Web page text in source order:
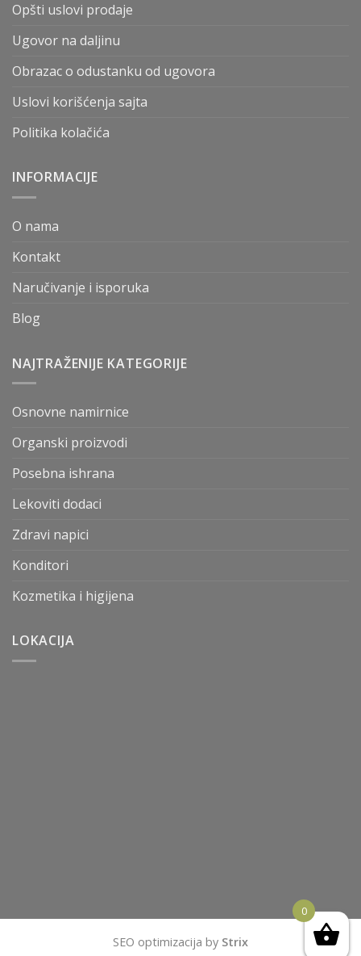
Opšti uslovi prodaje
Ugovor na daljinu
Obrazac o odustanku od ugovora
Uslovi korišćenja sajta
Politika kolačića
INFORMACIJE
O nama
Kontakt
Naručivanje i isporuka
Blog
NAJTRAŽENIJE KATEGORIJE
Osnovne namirnice
Organski proizvodi
Posebna ishrana
Lekoviti dodaci
Zdravi napici
Konditori
Kozmetika i higijena
LOKACIJA
SEO optimizacija by Strix
0